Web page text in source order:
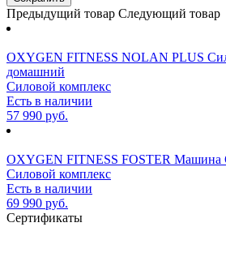
Предыдущий товар Следующий товар
OXYGEN FITNESS NOLAN PLUS
домашний
Силовой комплекс
Есть в наличии
57 990 руб.
OXYGEN FITNESS FOSTER Машина
Силовой комплекс
Есть в наличии
69 990 руб.
Сертификаты